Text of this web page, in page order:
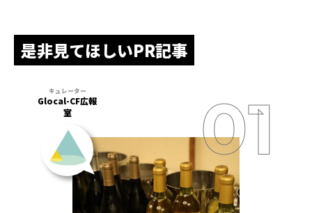
是非見てほしいPR記事
Glocal-CF広報
室